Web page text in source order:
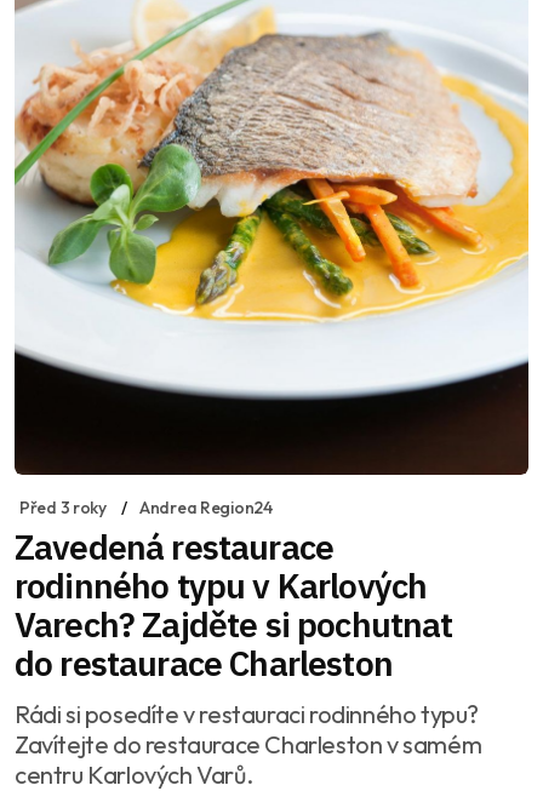
Před 3 roky Andrea Region24
Zavedená restaurace
rodinného typu v Karlových
Varech? Zajděte si pochutnat
do restaurace Charleston
Rádi si posedíte v restauraci rodinného typu?
Zavítejte do restaurace Charleston v samém
centru Karlových Varů.